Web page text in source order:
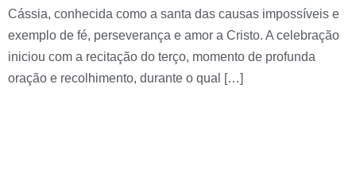
Cássia, conhecida como a santa das causas impossíveis e
exemplo de fé, perseverança e amor a Cristo. A celebração
iniciou com a recitação do terço, momento de profunda
oração e recolhimento, durante o qual […]